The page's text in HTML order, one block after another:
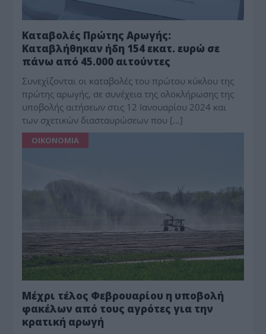
Καταβολές Πρώτης Αρωγής:
Καταβλήθηκαν ήδη 154 εκατ. ευρώ σε
πάνω από 45.000 αιτούντες
Συνεχίζονται οι καταβολές του πρώτου κύκλου της
πρώτης αρωγής, σε συνέχεια της ολοκλήρωσης της
υποβολής αιτήσεων στις 12 Ιανουαρίου 2024 και
των σχετικών διασταυρώσεων που […]
ΟΙΚΟΝΟΜΙΑ
Μέχρι τέλος Φεβρουαρίου η υποβολή
φακέλων από τους αγρότες για την
κρατική αρωγή